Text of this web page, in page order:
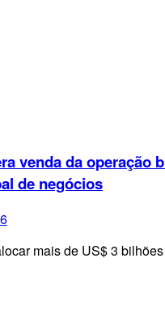
venda da operação
de negócios
mais de US$ 3